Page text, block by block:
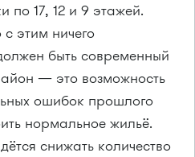
по 17, 12 и 9 этажей.
этим ничего
быть современный
— это возможность
ошибок прошлого
нормальное жильё.
снижать количество